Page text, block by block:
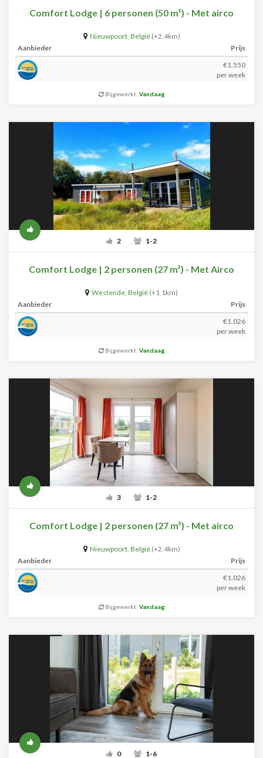
Comfort Lodge | 6 personen (50 m²) - Met airco
Nieuwpoort, België (+2.4km)
Aanbieder
Prijs
€1.550
per week
Bijgewerkt: Vandaag
2 1-2
Comfort Lodge | 2 personen (27 m²) - Met Airco
Westende, België (+1.1km)
Aanbieder
Prijs
€1.026
per week
Bijgewerkt: Vandaag
3 1-2
Comfort Lodge | 2 personen (27 m²) - Met airco
Nieuwpoort, België (+2.4km)
Aanbieder
Prijs
€1.026
per week
Bijgewerkt: Vandaag
0 1-6